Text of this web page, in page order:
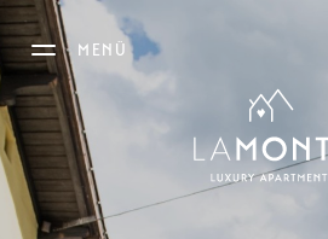
MENÜ
DAS LAMONTE
APARTMENTS